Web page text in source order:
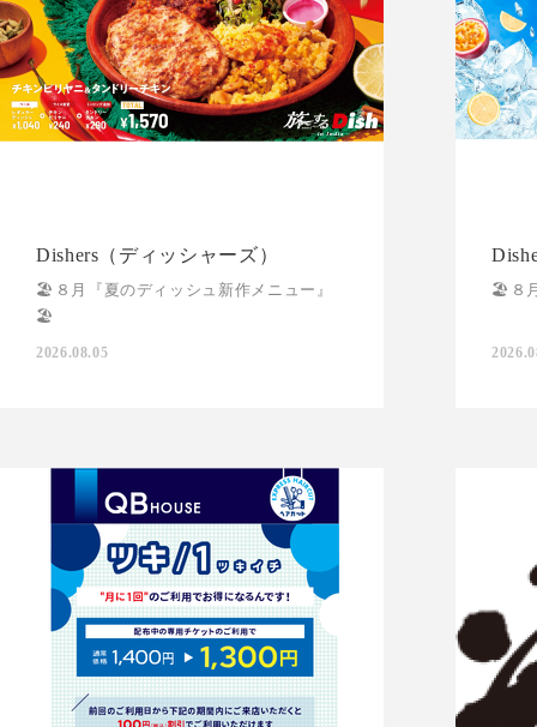
Dishers（ディッシャーズ）
🏖️８月『夏のディッシュ新作メニュー』
🏖️
2026.08.05
🏖️８